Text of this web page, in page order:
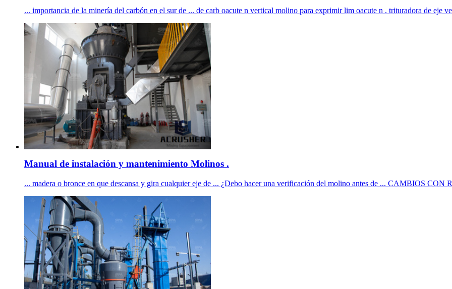
... importancia de la minería del carbón en el sur de ... de carb oacute n vertical molino para exprimir lim oacute n . trituradora de eje
Manual de instalación y mantenimiento Molinos .
... madera o bronce en que descansa y gira cualquier eje de ... ¿Debo hacer una verificación del molino antes de ... CAMBIOS